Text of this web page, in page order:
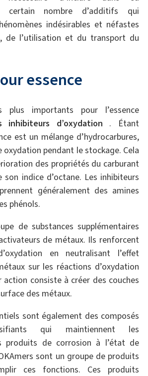
certain nombre d’additifs qui
indésirables et néfastes
de l’utilisation et du transport du
essence
importants pour l’essence
inhibiteurs d’oxydation . Étant
est un mélange d’hydrocarbures,
oxydation pendant le stockage. Cela
des propriétés du carburant
indice d’octane. Les inhibiteurs
généralement des amines
phénols.
de substances supplémentaires
de métaux. Ils renforcent
en neutralisant l’effet
sur les réactions d’oxydation
action consiste à créer des couches
des métaux.
sont également des composés
qui maintiennent les
produits de corrosion à l’état de
sont un groupe de produits
ces fonctions. Ces produits